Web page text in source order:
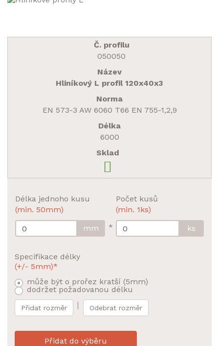
050050
Hliníkový L profil 120x40x3
EN 573-3 AW 6060 T66 EN 755-1,2,9
6000
Délka jednoho kusu
(min. 50mm)
mm
*
Počet kusů
(min. 1ks)
ks
Specifikace délky
(+/- 5mm)*
může být o prořez kratší (5mm)
dodržet požadovanou délku
Přidat rozměr Odebrat rozměr
Přidat do výběru